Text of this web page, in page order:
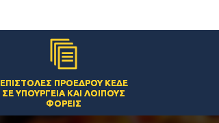
ΕΠΙΣΤΟΛΈΣ ΠΡΟΈΔΡΟΥ ΚΕΔΕ
ΣΕ ΥΠΟΥΡΓΕΊΑ ΚΑΙ ΛΟΙΠΟΎΣ
ΦΟΡΕΊΣ